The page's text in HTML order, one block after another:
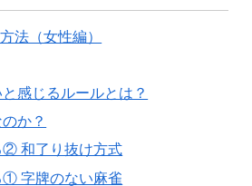
法（女性編）
感じるルールとは？
か？
② 和了り抜け方式
① 字牌のない麻雀